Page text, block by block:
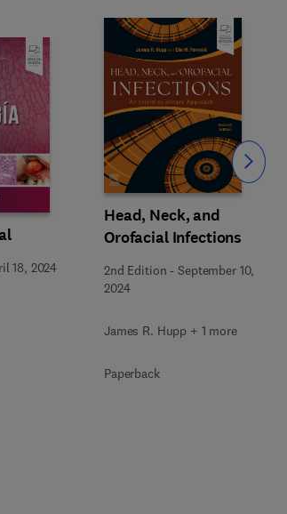
18, 2024
Head, Neck, and
Orofacial Infections
2nd Edition -September 10,
2024
James R. Hupp + 1 more
Paperback
Slide